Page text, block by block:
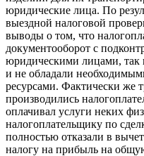
юридические лица. По
выездной налоговой
выводы о том, что
документооборот с
юридическими лицами,
и не обладали
ресурсами. Фактически же
производились
оплачивал услуги неких
налогоплательщику по
полностью отказали в
налогу на прибыль на